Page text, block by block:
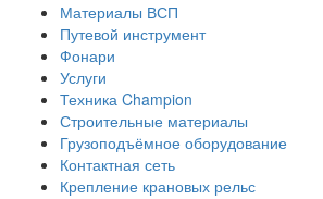
Материалы ВСП
Путевой инструмент
Фонари
Услуги
Техника Champion
Строительные материалы
Грузоподъёмное оборудование
Контактная сеть
Крепление крановых рельс